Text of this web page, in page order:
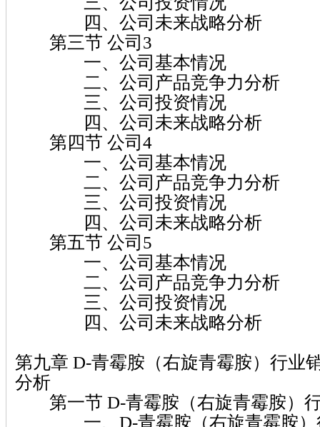
四、公司未来战略分析
第三节 公司3
一、公司基本情况
二、公司产品竞争力分析
三、公司投资情况
四、公司未来战略分析
第四节 公司4
一、公司基本情况
二、公司产品竞争力分析
三、公司投资情况
四、公司未来战略分析
第五节 公司5
一、公司基本情况
二、公司产品竞争力分析
三、公司投资情况
四、公司未来战略分析
第九章 D-青霉胺（右旋青霉胺）行业
分析
第一节 D-青霉胺（右旋青霉胺）
一、D-青霉胺（右旋青霉胺）